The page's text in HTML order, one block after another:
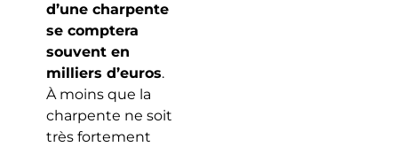
d’une charpente
se comptera
souvent en
milliers d’euros.
À moins que la
charpente ne soit
très fortement